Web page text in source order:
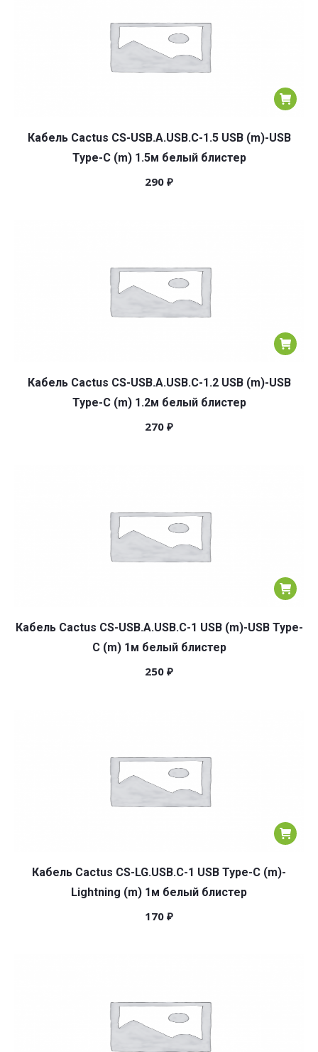
Кабель Cactus CS-USB.A.USB.C-1.5 USB (m)-USB
Type-C (m) 1.5м белый блистер
290 ₽
Кабель Cactus CS-USB.A.USB.C-1.2 USB (m)-USB
Type-C (m) 1.2м белый блистер
270 ₽
Кабель Cactus CS-USB.A.USB.C-1 USB (m)-USB Type-
C (m) 1м белый блистер
250 ₽
Кабель Cactus CS-LG.USB.C-1 USB Type-C (m)-
Lightning (m) 1м белый блистер
170 ₽